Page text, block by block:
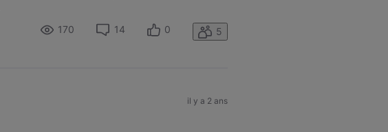
170
14 0 5
il y a 2 ans